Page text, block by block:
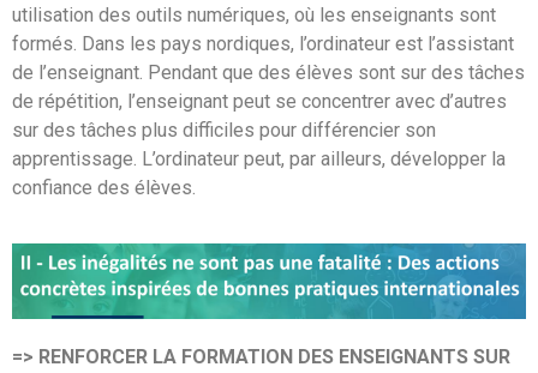
utilisation des outils numériques, où les enseignants sont
formés. Dans les pays nordiques, l’ordinateur est l’assistant
de l’enseignant. Pendant que des élèves sont sur des tâches
de répétition, l’enseignant peut se concentrer avec d’autres
sur des tâches plus difficiles pour différencier son
apprentissage. L’ordinateur peut, par ailleurs, développer la
confiance des élèves.
=> RENFORCER LA FORMATION DES ENSEIGNANTS SUR